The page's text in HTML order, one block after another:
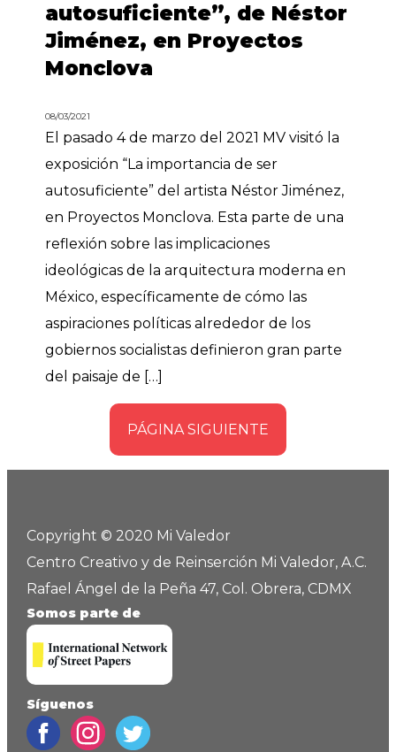
autosuficiente”, de Néstor
Jiménez, en Proyectos
Monclova
08/03/2021
El pasado 4 de marzo del 2021 MV visitó la
exposición “La importancia de ser
autosuficiente” del artista Néstor Jiménez,
en Proyectos Monclova. Esta parte de una
reflexión sobre las implicaciones
ideológicas de la arquitectura moderna en
México, específicamente de cómo las
aspiraciones políticas alrededor de los
gobiernos socialistas definieron gran parte
del paisaje de […]
PÁGINA SIGUIENTE
Copyright © 2020 Mi Valedor
Centro Creativo y de Reinserción Mi Valedor, A.C.
Rafael Ángel de la Peña 47, Col. Obrera, CDMX
Somos parte de
Síguenos